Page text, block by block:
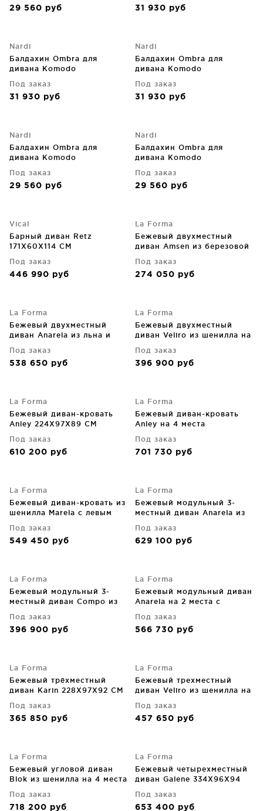
29 560 руб 31 930 руб
Nardi
Балдахин Ombra для
дивана Komodo
Под заказ
31 930 руб
Nardi
Балдахин Ombra для
дивана Komodo
Под заказ
31 930 руб
Nardi
Балдахин Ombra для
дивана Komodo
Под заказ
29 560 руб
Nardi
Балдахин Ombra для
дивана Komodo
Под заказ
29 560 руб
Vical
Барный диван Retz
171X60X114 CM
Под заказ
446 990 руб
La Forma
Бежевый двухместный
диван Amsen из березовой
матовой нержавеющей
стали 165X86X77 CM
Под заказ
274 050 руб
La Forma
Бежевый двухместный
диван Anarela из льна и
чехлом 220X107X64 CM
Под заказ
538 650 руб
La Forma
Бежевый двухместный
диван Veliro из шенилла на
210 CM
Под заказ
396 900 руб
La Forma
Бежевый диван-кровать
Anley 224X97X89 CM
Под заказ
610 200 руб
La Forma
Бежевый диван-кровать
Anley на 4 места
Под заказ
701 730 руб
La Forma
Бежевый диван-кровать из
шенилла Marela с левым
CM
Под заказ
549 450 руб
La Forma
Бежевый модульный 3-
местный диван Anarela из
съемным чехлом 310 CM
Под заказ
629 100 руб
La Forma
Бежевый модульный 3-
местный диван Compo из
металлическим каркасом
232X98X82 CM
Под заказ
396 900 руб
La Forma
Бежевый модульный диван
Anarela на 2 места с
съемным чехлом
270X107X64 CM
Под заказ
566 730 руб
La Forma
Бежевый трёхместный
диван Karin 228X97X92 CM
Под заказ
365 850 руб
La Forma
Бежевый трехместный
диван Veliro из шенилла на
240 CM
Под заказ
457 650 руб
La Forma
Бежевый угловой диван
Blok из шенилла на 4 места
Под заказ
718 200 руб
La Forma
Бежевый четырехместный
диван Galene 334X96X94
Под заказ
653 400 руб